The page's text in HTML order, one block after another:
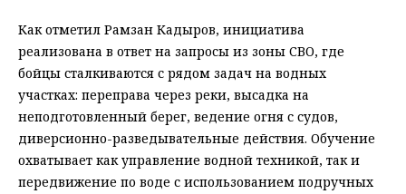
Как отметил Рамзан Кадыров, инициатива
реализована в ответ на запросы из зоны СВО, где
бойцы сталкиваются с рядом задач на водных
участках: переправа через реки, высадка на
неподготовленный берег, ведение огня с судов,
диверсионно-разведывательные действия. Обучение
охватывает как управление водной техникой, так и
передвижение по воде с использованием подручных